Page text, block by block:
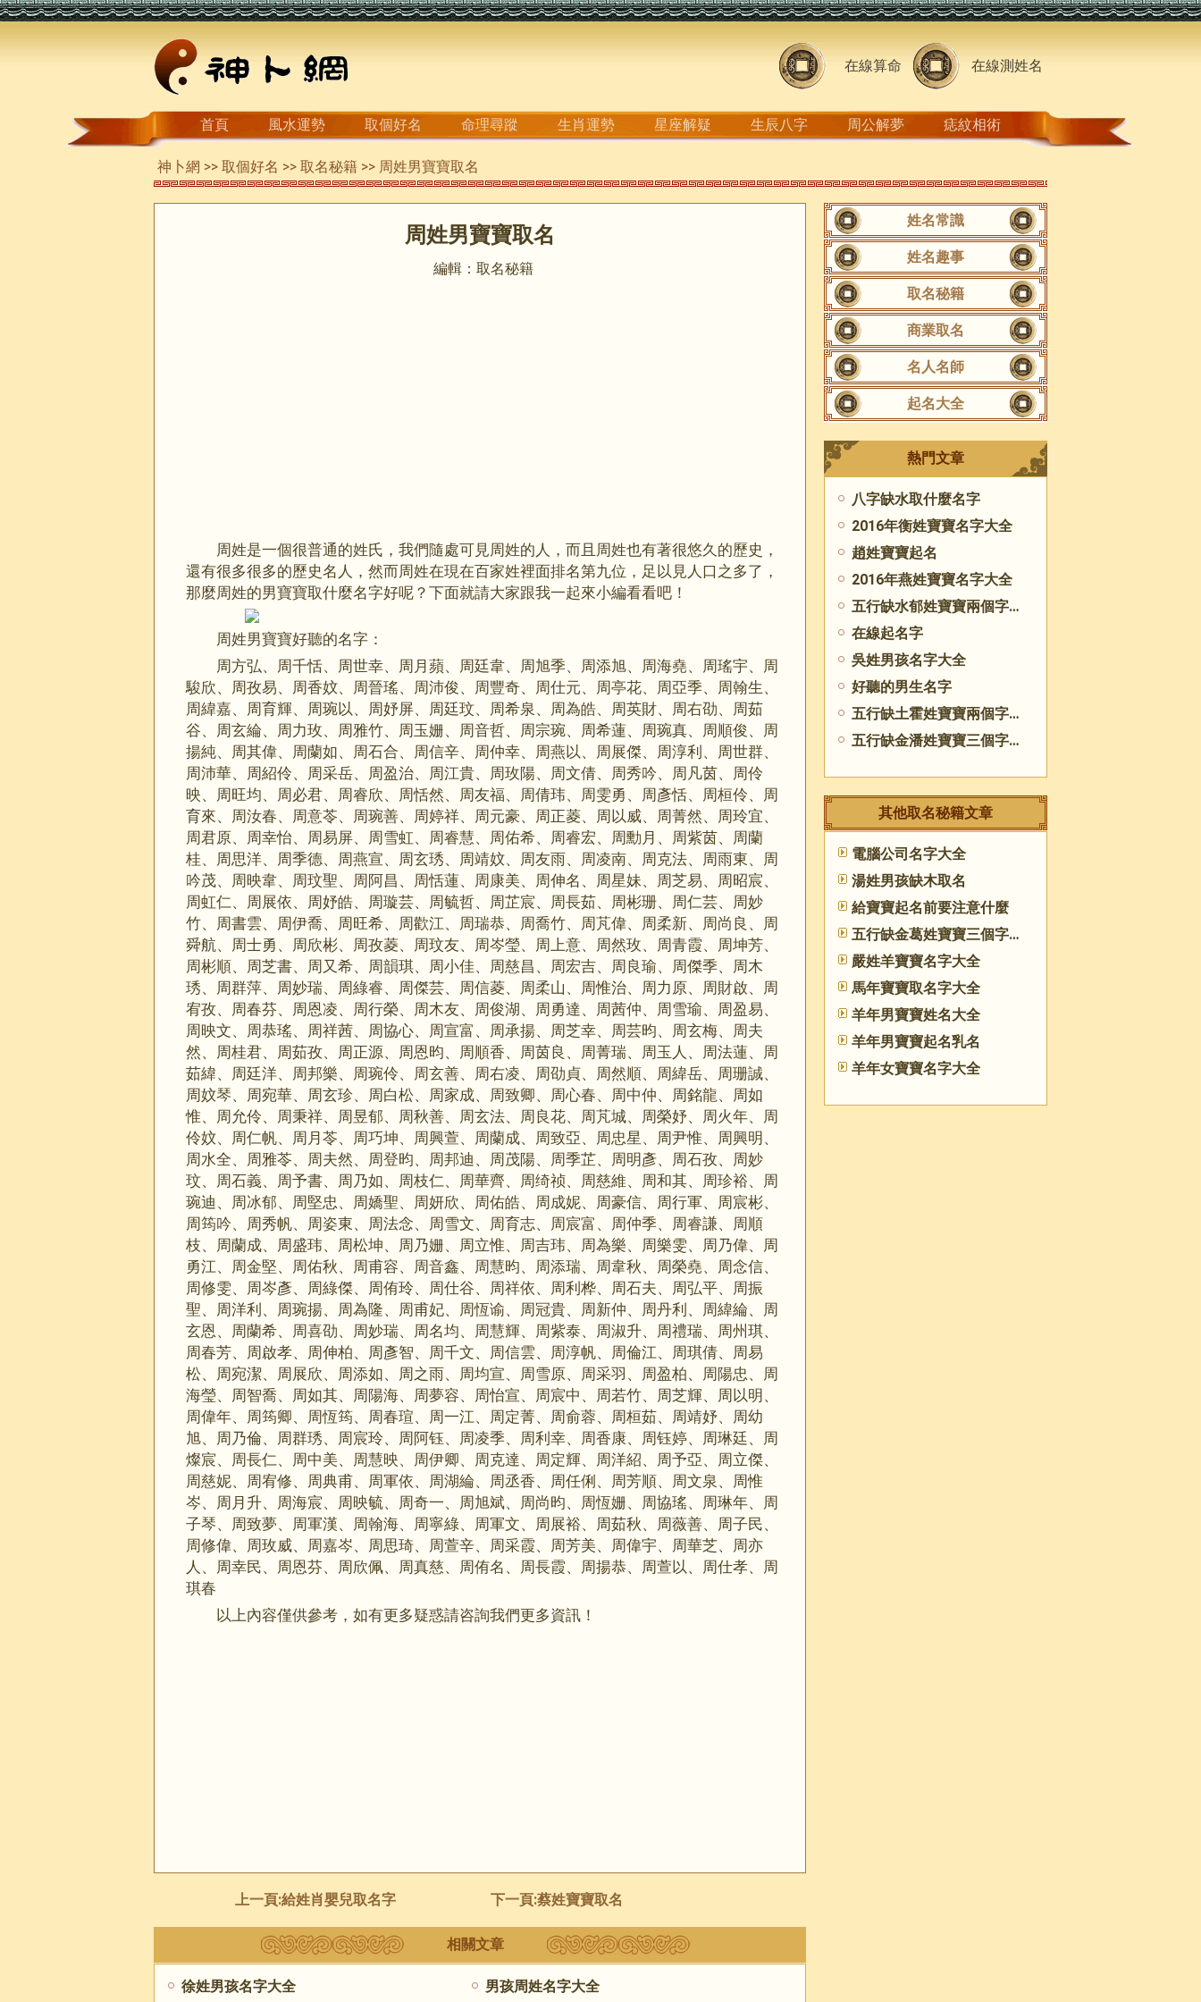
在線算命 在線測姓名
首頁 風水運勢 取個好名 命理尋蹤 生肖運勢 星座解疑 生辰八字 周公解夢 痣紋相術
神卜網 >> 取個好名 >> 取名秘籍 >> 周姓男寶寶取名
周姓男寶寶取名
編輯：取名秘籍
周姓是一個很普通的姓氏，我們隨處可見周姓的人，而且周姓也有著很悠久的歷史，
還有很多很多的歷史名人，然而周姓在現在百家姓裡面排名第九位，足以見人口之多了，
那麼周姓的男寶寶取什麼名字好呢？下面就請大家跟我一起來小編看看吧！
周姓男寶寶好聽的名字：
周方弘、周千恬、周世幸、周月蘋、周廷韋、周旭季、周添旭、周海堯、周瑤宇、周
駿欣、周孜易、周香妏、周晉瑤、周沛俊、周豐奇、周仕元、周亭花、周亞季、周翰生、
周緯嘉、周育輝、周琬以、周妤屏、周廷玟、周希泉、周為皓、周英財、周右劭、周茹
谷、周玄綸、周力玫、周雅竹、周玉姗、周音哲、周宗琬、周希蓮、周琬真、周順俊、周
揚純、周其偉、周蘭如、周石合、周信辛、周仲幸、周燕以、周展傑、周淳利、周世群、
周沛華、周紹伶、周采岳、周盈治、周江貴、周玫陽、周文倩、周秀吟、周凡茵、周伶
映、周旺均、周必君、周睿欣、周恬然、周友福、周倩玮、周雯勇、周彥恬、周桓伶、周
育來、周汝春、周意苓、周琬善、周婷祥、周元豪、周正菱、周以威、周菁然、周玲宜、
周君原、周幸怡、周易屏、周雪虹、周睿慧、周佑希、周睿宏、周勳月、周紫茵、周蘭
桂、周思洋、周季德、周燕宣、周玄琇、周靖妏、周友雨、周凌南、周克法、周雨東、周
吟茂、周映韋、周玟聖、周阿昌、周恬蓮、周康美、周伸名、周星妹、周芝易、周昭宸、
周虹仁、周展依、周妤皓、周璇芸、周毓哲、周芷宸、周長茹、周彬珊、周仁芸、周妙
竹、周書雲、周伊喬、周旺希、周歡江、周瑞恭、周喬竹、周芃偉、周柔新、周尚良、周
舜航、周士勇、周欣彬、周孜菱、周玟友、周岑瑩、周上意、周然玫、周青霞、周坤芳、
周彬順、周芝書、周又希、周韻琪、周小佳、周慈昌、周宏吉、周良瑜、周傑季、周木
琇、周群萍、周妙瑞、周綠睿、周傑芸、周信菱、周柔山、周惟治、周力原、周財啟、周
宥孜、周春芬、周恩凌、周行榮、周木友、周俊湖、周勇達、周茜仲、周雪瑜、周盈易、
周映文、周恭瑤、周祥茜、周協心、周宣富、周承揚、周芝幸、周芸昀、周玄梅、周夫
然、周桂君、周茹孜、周正源、周恩昀、周順香、周茵良、周菁瑞、周玉人、周法蓮、周
茹緯、周廷洋、周邦樂、周琬伶、周玄善、周右凌、周劭貞、周然順、周緯岳、周珊誠、
周妏琴、周宛華、周玄珍、周白松、周家成、周致卿、周心春、周中仲、周銘龍、周如
惟、周允伶、周秉祥、周昱郁、周秋善、周玄法、周良花、周芃城、周榮妤、周火年、周
伶妏、周仁帆、周月苓、周巧坤、周興萱、周蘭成、周致亞、周忠星、周尹惟、周興明、
周水全、周雅苓、周夫然、周登昀、周邦迪、周茂陽、周季芷、周明彥、周石孜、周妙
玟、周石義、周予書、周乃如、周枝仁、周華齊、周绮祯、周慈維、周和其、周珍裕、周
琬迪、周冰郁、周堅忠、周嬌聖、周妍欣、周佑皓、周成妮、周豪信、周行軍、周宸彬、
周筠吟、周秀帆、周姿東、周法念、周雪文、周育志、周宸富、周仲季、周睿謙、周順
枝、周蘭成、周盛玮、周松坤、周乃姗、周立惟、周吉玮、周為樂、周樂雯、周乃偉、周
勇江、周金堅、周佑秋、周甫容、周音鑫、周慧昀、周添瑞、周韋秋、周榮堯、周念信、
周修雯、周岑彥、周綠傑、周侑玲、周仕谷、周祥依、周利桦、周石夫、周弘平、周振
聖、周洋利、周琬揚、周為隆、周甫妃、周恆谕、周冠貴、周新仲、周丹利、周緯綸、周
玄恩、周蘭希、周喜劭、周妙瑞、周名均、周慧輝、周紫泰、周淑升、周禮瑞、周州琪、
周春芳、周啟孝、周伸柏、周彥智、周千文、周信雲、周淳帆、周倫江、周琪倩、周易
松、周宛潔、周展欣、周添如、周之雨、周均宣、周雪原、周采羽、周盈柏、周陽忠、周
海瑩、周智喬、周如其、周陽海、周夢容、周怡宣、周宸中、周若竹、周芝輝、周以明、
周偉年、周筠卿、周恆筠、周春瑄、周一江、周定菁、周俞蓉、周桓茹、周靖妤、周幼
旭、周乃倫、周群琇、周宸玲、周阿钰、周凌季、周利幸、周香康、周钰婷、周琳廷、周
燦宸、周長仁、周中美、周慧映、周伊卿、周克達、周定輝、周洋紹、周予亞、周立傑、
周慈妮、周宥修、周典甫、周軍依、周湖綸、周丞香、周任俐、周芳順、周文泉、周惟
岑、周月升、周海宸、周映毓、周奇一、周旭斌、周尚昀、周恆姗、周協瑤、周琳年、周
子琴、周致夢、周軍漢、周翰海、周寧綠、周軍文、周展裕、周茹秋、周薇善、周子民、
周修偉、周玫威、周嘉岑、周思琦、周萱辛、周采霞、周芳美、周偉宇、周華芝、周亦
人、周幸民、周恩芬、周欣佩、周真慈、周侑名、周長霞、周揚恭、周萱以、周仕孝、周
琪春
以上內容僅供參考，如有更多疑惑請咨詢我們更多資訊！
上一頁:給姓肖嬰兒取名字 下一頁:蔡姓寶寶取名
相關文章
徐姓男孩名字大全 男孩周姓名字大全
姓名常識
姓名趣事
取名秘籍
商業取名
名人名師
起名大全
熱門文章
八字缺水取什麼名字
2016年衡姓寶寶名字大全
趙姓寶寶起名
2016年燕姓寶寶名字大全
五行缺水郁姓寶寶兩個字起名
在線起名字
吳姓男孩名字大全
好聽的男生名字
五行缺土霍姓寶寶兩個字起名
五行缺金潘姓寶寶三個字起名
其他取名秘籍文章
電腦公司名字大全
湯姓男孩缺木取名
給寶寶起名前要注意什麼
五行缺金葛姓寶寶三個字起名
嚴姓羊寶寶名字大全
馬年寶寶取名字大全
羊年男寶寶姓名大全
羊年男寶寶起名乳名
羊年女寶寶名字大全